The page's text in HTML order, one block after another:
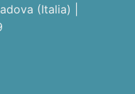
(Italia) |